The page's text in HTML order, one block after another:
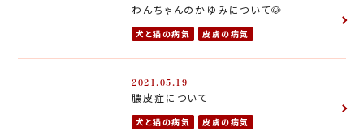
わんちゃんのかゆみについて🐶
犬と猫の病気 皮膚の病気
2021.05.19
膿皮症について
犬と猫の病気 皮膚の病気